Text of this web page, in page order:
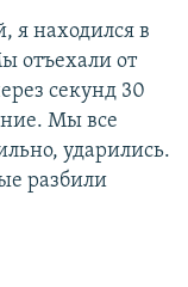
я находился в
отъехали от
секунд 30
Мы все
ударились.
разбили